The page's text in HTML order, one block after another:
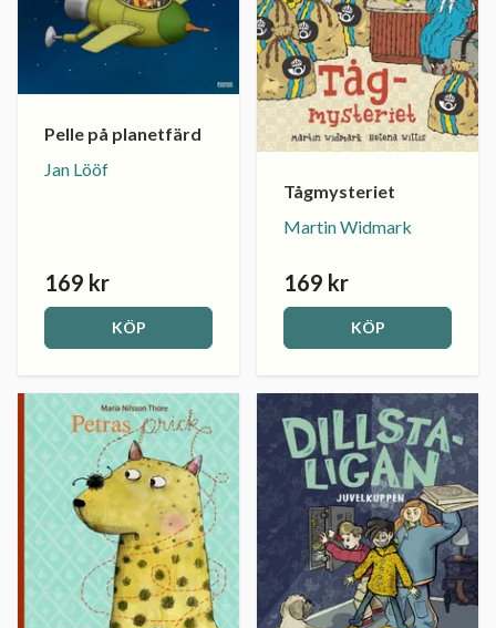
Pelle på planetfärd
Jan Lööf
169 kr
KÖP
Tågmysteriet
Martin Widmark
169 kr
KÖP